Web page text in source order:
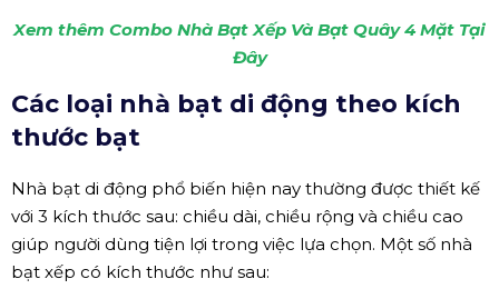
Trọn Bộ Nhà Bạt Di Động Có Bạt Quây 4 Mặt - Hoàng Sa Việt
Xem thêm Combo Nhà Bạt Xếp Và Bạt Quây 4 Mặt Tại
Đây
Các loại nhà bạt di động theo kích